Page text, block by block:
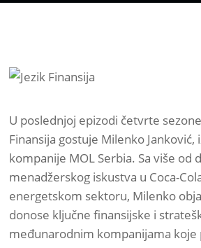
U poslednjoj epizodi četvrte
Finansija gostuje Milenko
kompanije MOL Serbia. Sa više od
menadžerskog iskustva u Coca-
energetskom sektoru, Milenko
donose ključne finansijske i
međunarodnim kompanijama koje